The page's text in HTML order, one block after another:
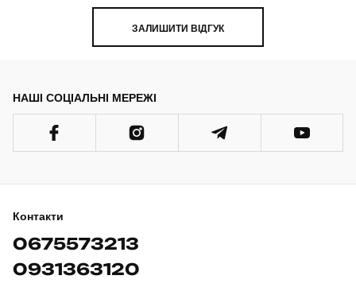
ЗАЛИШИТИ ВІДГУК
НАШІ СОЦІАЛЬНІ МЕРЕЖІ
Контакти
0675573213
0931363120